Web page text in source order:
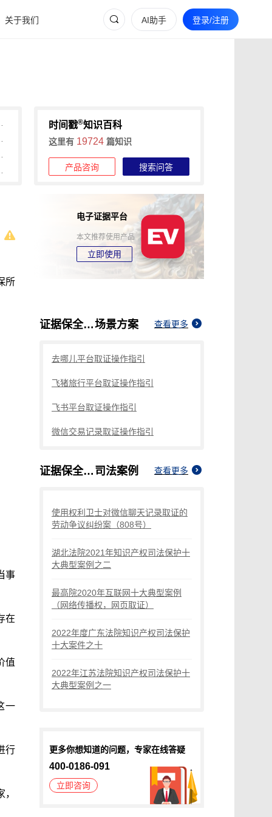
关于我们 AI助手 登录/注册
时间戳®知识百科
这里有 19724 篇知识
产品咨询 搜索问答
所
事
在
值
一
行
电子证据平台
本文推荐使用产品
立即使用
证据保全行政案件程序规定是什么场景方案 查看更多
去哪儿平台取证操作指引
飞猪旅行平台取证操作指引
飞书平台取证操作指引
微信交易记录取证操作指引
证据保全行政案件程序规定是什么 司法案例 查看更多
使用权利卫士对微信聊天记录取证的
劳动争议纠纷案（808号）
湖北法院2021年知识产权司法保护十
大典型案例之二
最高院2020年互联网十大典型案例
（网络传播权，网页取证）
2022年度广东法院知识产权司法保护
十大案件之十
2022年江苏法院知识产权司法保护十
大典型案例之一
更多你想知道的问题，专家在线答疑
400-0186-091
立即咨询